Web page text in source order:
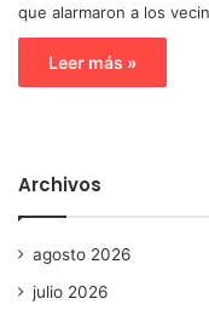
que alarmaron a los
Leer más »
Archivos
agosto 2026
julio 2026